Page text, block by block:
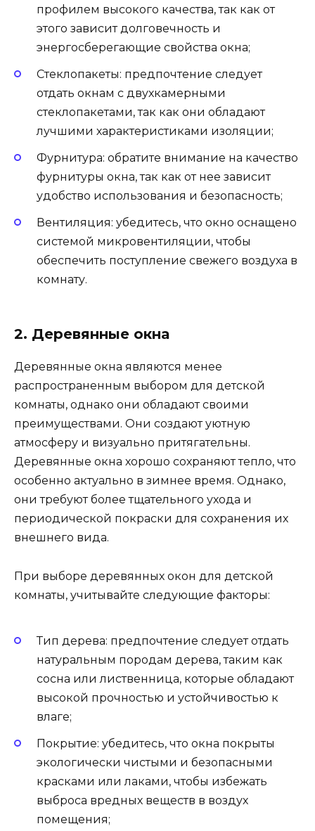
профилем высокого качества, так как от
этого зависит долговечность и
энергосберегающие свойства окна;
Стеклопакеты: предпочтение следует
отдать окнам с двухкамерными
стеклопакетами, так как они обладают
лучшими характеристиками изоляции;
Фурнитура: обратите внимание на качество
фурнитуры окна, так как от нее зависит
удобство использования и безопасность;
Вентиляция: убедитесь, что окно оснащено
системой микровентиляции, чтобы
обеспечить поступление свежего воздуха в
комнату.
2. Деревянные окна
Деревянные окна являются менее
распространенным выбором для детской
комнаты, однако они обладают своими
преимуществами. Они создают уютную
атмосферу и визуально притягательны.
Деревянные окна хорошо сохраняют тепло, что
особенно актуально в зимнее время. Однако,
они требуют более тщательного ухода и
периодической покраски для сохранения их
внешнего вида.
При выборе деревянных окон для детской
комнаты, учитывайте следующие факторы:
Тип дерева: предпочтение следует отдать
натуральным породам дерева, таким как
сосна или лиственница, которые обладают
высокой прочностью и устойчивостью к
влаге;
Покрытие: убедитесь, что окна покрыты
экологически чистыми и безопасными
красками или лаками, чтобы избежать
выброса вредных веществ в воздух
помещения;